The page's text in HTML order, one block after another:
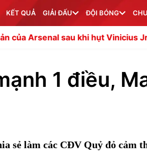
KẾT QUẢ GIẢI ĐẤU ĐỘI BÓNG
sau khi hụt Vinicius Jr
1 điều,
sẻ làm các CĐV Quỷ đỏ cảm